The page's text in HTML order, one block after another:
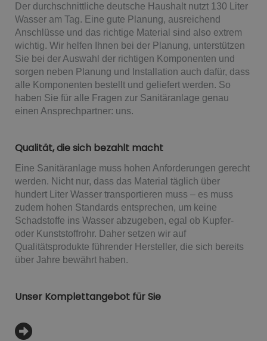
Der durchschnittliche deutsche Haushalt nutzt 130 Liter
Wasser am Tag. Eine gute Planung, ausreichend
Anschlüsse und das richtige Material sind also extrem
wichtig. Wir helfen Ihnen bei der Planung, unterstützen
Sie bei der Auswahl der richtigen Komponenten und
sorgen neben Planung und Installation auch dafür, dass
alle Komponenten bestellt und geliefert werden. So
haben Sie für alle Fragen zur Sanitäranlage genau
einen Ansprechpartner: uns.
Qualität, die sich bezahlt macht
Eine Sanitäranlage muss hohen Anforderungen gerecht
werden. Nicht nur, dass das Material täglich über
hundert Liter Wasser transportieren muss – es muss
zudem hohen Standards entsprechen, um keine
Schadstoffe ins Wasser abzugeben, egal ob Kupfer-
oder Kunststoffrohr. Daher setzen wir auf
Qualitätsprodukte führender Hersteller, die sich bereits
über Jahre bewährt haben.
Unser Komplettangebot für Sie